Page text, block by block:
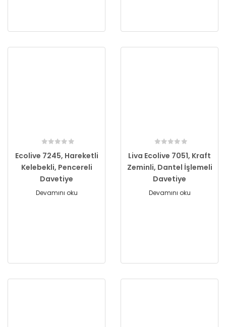
Ecolive 7245, Hareketli
Kelebekli, Pencereli
Davetiye
Devamını oku
Liva Ecolive 7051, Kraft
Zeminli, Dantel İşlemeli
Davetiye
Devamını oku